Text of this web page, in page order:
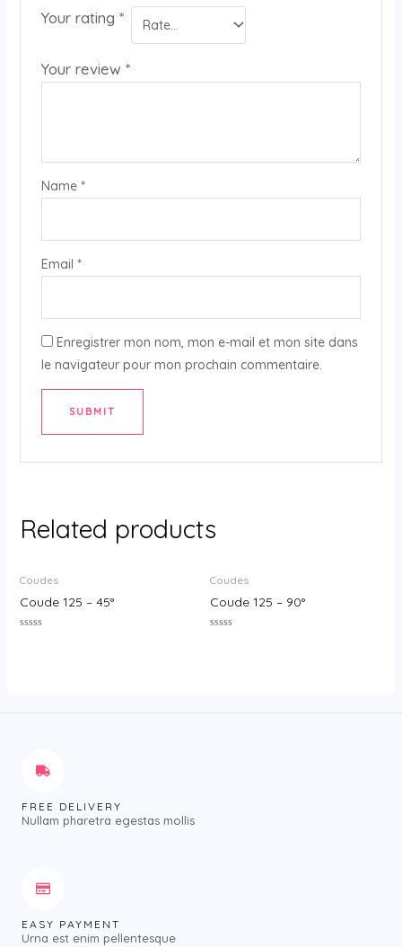
Your rating *
Your review *
Name *
Email *
Enregistrer mon nom, mon e-mail et mon site dans
le navigateur pour mon prochain commentaire.
Related products
Coudes
Coude 125 – 45°
Coudes
Coude 125 – 90°
FREE DELIVERY
Nullam pharetra egestas mollis
EASY PAYMENT
Urna est enim pellentesque